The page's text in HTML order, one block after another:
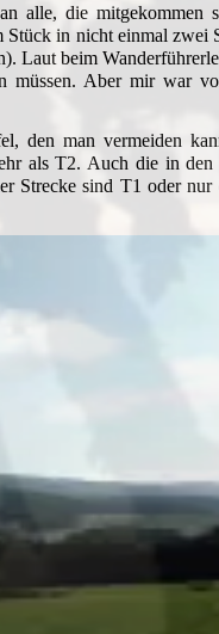
alle, die mitgekommen
in nicht einmal zwei
Laut beim
müssen. Aber mir war
den man vermeiden
als T2. Auch die in den
Strecke sind T1 oder